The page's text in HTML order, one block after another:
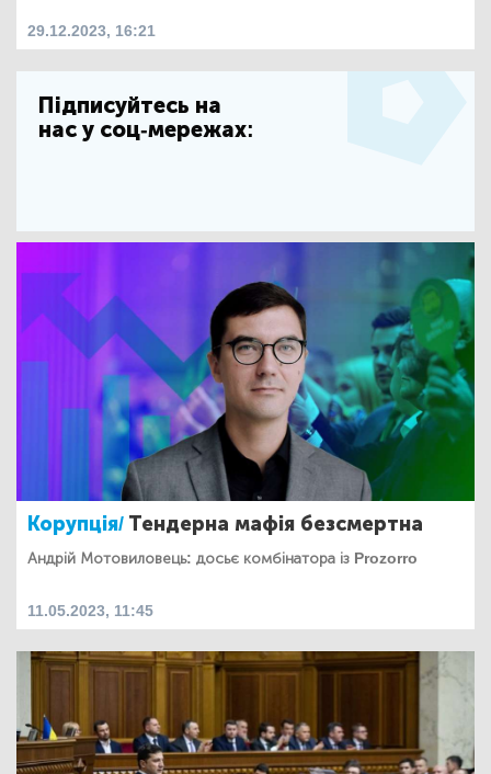
29.12.2023, 16:21
Підписуйтесь на
нас у соц-мережах:
Корупція/ Тендерна мафія безсмертна
Андрій Мотовиловець: досьє комбінатора із Prozorro
11.05.2023, 11:45